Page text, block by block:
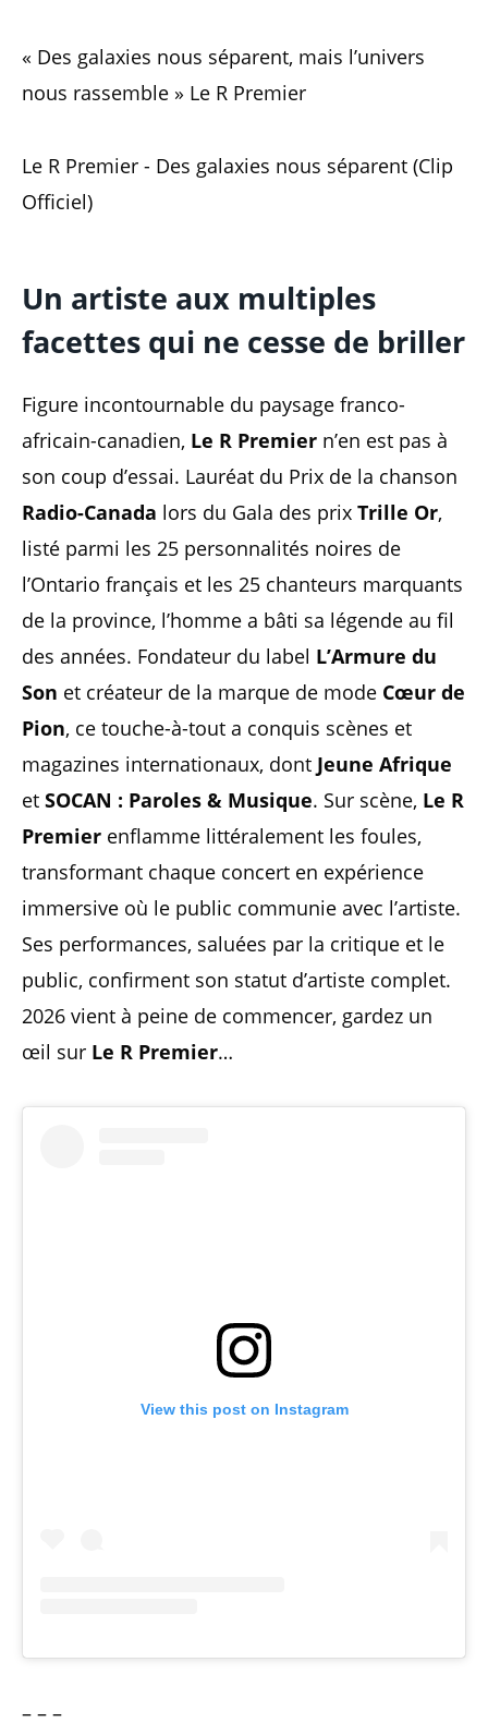
« Des galaxies nous séparent, mais l’univers
nous rassemble » Le R Premier
Le R Premier - Des galaxies nous séparent (Clip
Officiel)
Un artiste aux multiples
facettes qui ne cesse de briller
Figure incontournable du paysage franco-
africain-canadien, Le R Premier n’en est pas à
son coup d’essai. Lauréat du Prix de la chanson
Radio-Canada lors du Gala des prix Trille Or,
listé parmi les 25 personnalités noires de
l’Ontario français et les 25 chanteurs marquants
de la province, l’homme a bâti sa légende au fil
des années. Fondateur du label L’Armure du
Son et créateur de la marque de mode Cœur de
Pion, ce touche-à-tout a conquis scènes et
magazines internationaux, dont Jeune Afrique
et SOCAN : Paroles & Musique. Sur scène, Le R
Premier enflamme littéralement les foules,
transformant chaque concert en expérience
immersive où le public communie avec l’artiste.
Ses performances, saluées par la critique et le
public, confirment son statut d’artiste complet.
2026 vient à peine de commencer, gardez un
œil sur Le R Premier…
View this post on Instagram
– – –